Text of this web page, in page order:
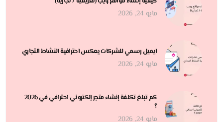
مايو 24, 2026
ايميل رسمي للشركات يعكس احترافية النشاط التجاري
مايو 24, 2026
كم تبلغ تكلفة إنشاء متجر إلكتروني احترافي في 2026
؟
مايو 24, 2026